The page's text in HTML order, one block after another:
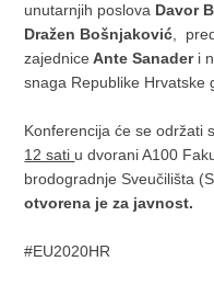
unutarnjih poslova Davor
Dražen Bošnjaković ,
zajednice Ante Sanaderi
snaga Republike Hrvatske
Konferencija će se održati
12 sati u dvorani A100
brodogradnje Sveučilišta
otvorena je za javnost.
#EU2020HR